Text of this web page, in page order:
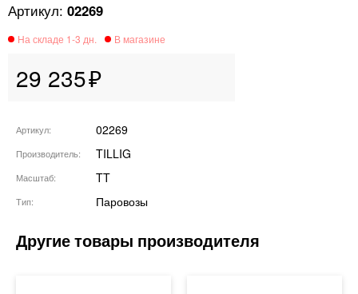
02269
29 235
Артикул 02269
Производитель TILLIG
Масштаб TT
Тип Паровозы